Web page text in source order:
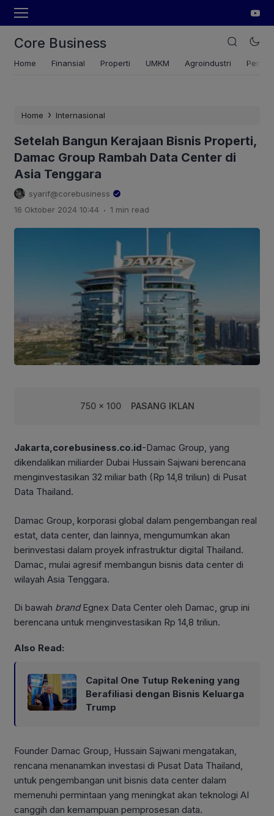
Core Business
Home Finansial Properti UMKM Agroindustri
Home › Internasional
Setelah Bangun Kerajaan Bisnis Properti,
Damac Group Rambah Data Center di
Asia Tenggara
syarif@corebusiness
16 Oktober 2024 10:44 . 1 min read
750 x 100 PASANG IKLAN
Jakarta,corebusiness.co.id-Damac Group, yang
dikendalikan miliarder Dubai Hussain Sajwani berencana
menginvestasikan 32 miliar bath (Rp 14,8 triliun) di Pusat
Data Thailand.
Damac Group, korporasi global dalam pengembangan real
estat, data center, dan lainnya, mengumumkan akan
berinvestasi dalam proyek infrastruktur digital Thailand.
Damac, mulai agresif membangun bisnis data center di
wilayah Asia Tenggara.
Di bawah brandEgnex Data Center oleh Damac, grup ini
berencana untuk menginvestasikan Rp 14,8 triliun.
Also Read:
Capital One Tutup Rekening yang
Berafiliasi dengan Bisnis Keluarga
Trump
Founder Damac Group, Hussain Sajwani mengatakan,
rencana menanamkan investasi di Pusat Data Thailand,
untuk pengembangan unit bisnis data center dalam
memenuhi permintaan yang meningkat akan teknologi AI
canggih dan kemampuan pemprosesan data.